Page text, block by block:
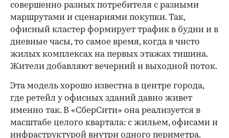
совершенно разных потребителя с разными
маршрутами и сценариями покупки. Так,
офисный кластер формирует трафик в будни и в
дневные часы, то самое время, когда в чисто
жилых комплексах на первых этажах тишина.
Жители добавляют вечерний и выходной поток.
Эта модель хорошо известна в центре города,
где ретейл у офисных зданий давно живет
именно так. В «СберСити» она реализуется в
масштабе целого квартала: с жильем, офисами и
инфраструктурой внутри одного периметра.